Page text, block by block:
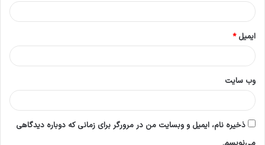
ایمیل*
وب‌ سایت
ذخیره نام، ایمیل و وبسایت من در مرورگر برای زمانی که دوباره دیدگاهی